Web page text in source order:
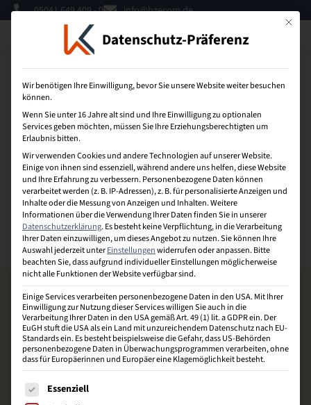
05041 649 409 - 0 info@bzecom.de
Zeitmanagement
Ist die konsequente und zielorientierte Anwendung
bewährter Arbeitstechniken in der täglichen Praxis, um
sich selbst und die eigenen Lebensbereiche so zu führen
und zu organisieren („zu managen“), dass die zur
Verfügung stehende Zeit optimal und sinnvoll genutzt
wird.
Mit
Datenschutz-Präferenz
Wir benötigen Ihre Einwilligung, bevor Sie unsere Website weiter besuchen
können.
Wenn Sie unter 16 Jahre alt sind und Ihre Einwilligung zu optionalen
Services geben möchten, müssen Sie Ihre Erziehungsberechtigten um
Erlaubnis bitten.
Wir verwenden Cookies und andere Technologien auf unserer Website.
Einige von ihnen sind essenziell, während andere uns helfen, diese Website
und Ihre Erfahrung zu verbessern.Personenbezogene Daten können
verarbeitet werden (z. B. IP-Adressen), z. B. für personalisierte Anzeigen und
Inhalte oder die Messung von Anzeigen und Inhalten.Weitere
Informationen über die Verwendung Ihrer Daten finden Sie in unserer
Datenschutzerklärung.Es besteht keine Verpflichtung, in die Verarbeitung
Ihrer Daten einzuwilligen, um dieses Angebot zu nutzen.Sie können Ihre
Auswahl jederzeit unterEinstellungenwiderrufen oder anpassen.Bitte
beachten Sie, dass aufgrund individueller Einstellungen möglicherweise
nicht alle Funktionen der Website verfügbar sind.
Einige Services verarbeiten personenbezogene Daten in den USA. Mit Ihrer
Einwilligung zur Nutzung dieser Services willigen Sie auch in die
Verarbeitung Ihrer Daten in den USA gemäß Art. 49 (1) lit. a GDPR ein. Der
EuGH stuft die USA als ein Land mit unzureichendem Datenschutz nach EU-
Standards ein. Es besteht beispielsweise die Gefahr, dass US-Behörden
personenbezogene Daten in Überwachungsprogrammen verarbeiten, ohne
dass für Europäerinnen und Europäer eine Klagemöglichkeit besteht.
Es folgt eine Liste der Service-Gruppen, für die eine
Essenziell